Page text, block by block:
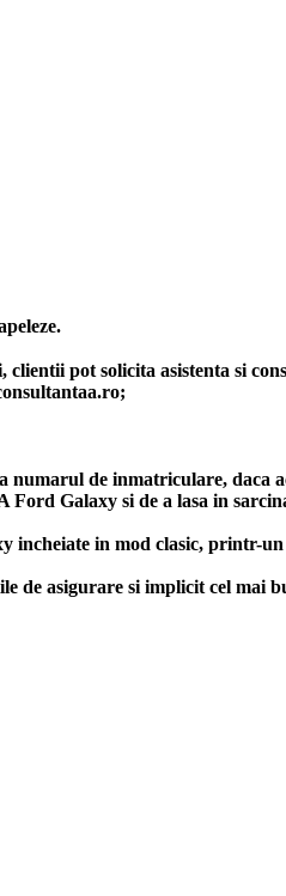
pot solicita asistenta si
de inmatriculare, daca
Galaxy si de a lasa in
incheiate in mod clasic, printr-
de asigurare si implicit cel mai